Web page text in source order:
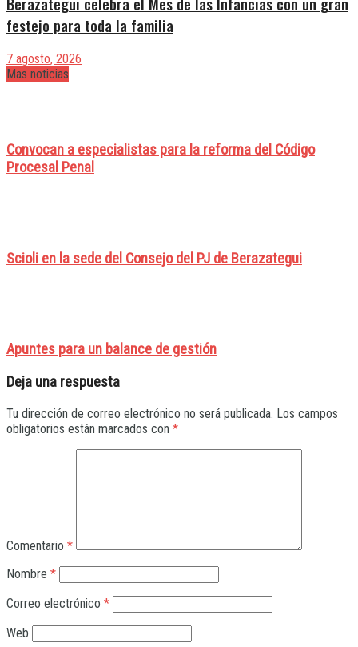
festejo para toda la familia
7 agosto, 2026
Mas noticias
Convocan a especialistas para la reforma del Código
Procesal Penal
Scioli en la sede del Consejo del PJ de Berazategui
Apuntes para un balance de gestión
Deja una respuesta
Tu dirección de correo electrónico no será publicada. Los campos
obligatorios están marcados con *
Comentario *
Nombre *
Correo electrónico *
Web